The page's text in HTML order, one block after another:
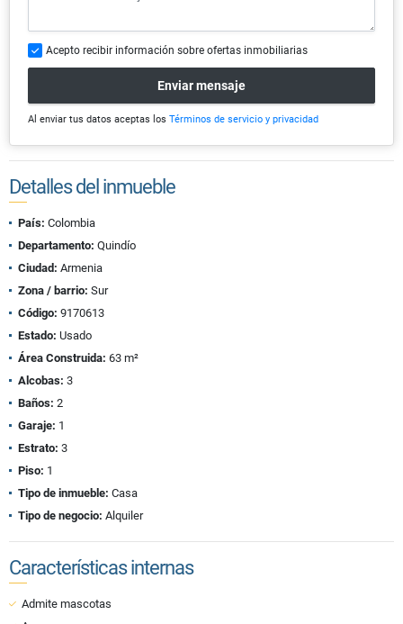
Acepto recibir información sobre ofertas inmobiliarias
Enviar mensaje
Al enviar tus datos aceptas los Términos de servicio y privacidad
Detalles del inmueble
País: Colombia
Departamento: Quindío
Ciudad: Armenia
Zona / barrio: Sur
Código: 9170613
Estado: Usado
Área Construida: 63 m²
Alcobas: 3
Baños: 2
Garaje: 1
Estrato: 3
Piso: 1
Tipo de inmueble: Casa
Tipo de negocio: Alquiler
Características internas
Admite mascotas